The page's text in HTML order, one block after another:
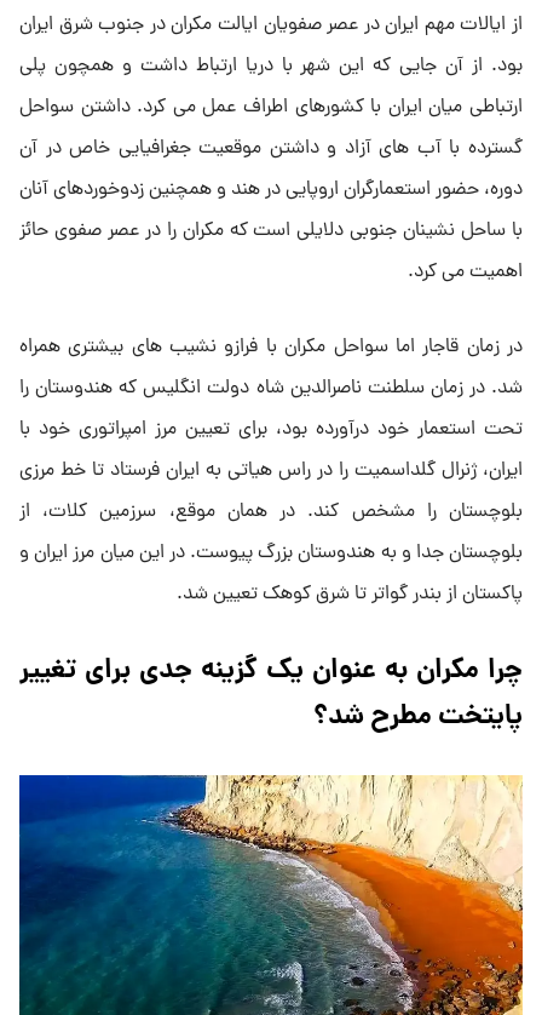
از ایالات مهم ایران در عصر صفویان ایالت مکران در جنوب شرق ایران
بود. از آن جایی که این شهر با دریا ارتباط داشت و همچون پلی
ارتباطی میان ایران با کشورهای اطراف عمل می کرد. داشتن سواحل
گسترده با آب های آزاد و داشتن موقعیت جغرافیایی خاص در آن
دوره، حضور استعمارگران اروپایی در هند و همچنین زدوخوردهای آنان
با ساحل نشینان جنوبی دلایلی است که مکران را در عصر صفوی حائز
اهمیت می کرد.
در زمان قاجار اما سواحل مکران با فرازو نشیب های بیشتری همراه
شد. در زمان سلطنت ناصرالدین شاه دولت انگلیس که هندوستان را
تحت استعمار خود درآورده بود، برای تعیین مرز امپراتوری خود با
ایران، ژنرال گلداسمیت را در راس هیاتی به ایران فرستاد تا خط مرزی
بلوچستان را مشخص کند. در همان موقع، سرزمین کلات، از
بلوچستان جدا و به هندوستان بزرگ پیوست. در این میان مرز ایران و
پاکستان از بندر گواتر تا شرق کوهک تعیین شد.
چرا مکران به عنوان یک گزینه جدی برای تغییر
پایتخت مطرح شد؟